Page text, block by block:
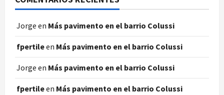
Jorge en Más pavimento en el barrio Colussi
fpertileen Más pavimento en el barrio Colussi
Jorge en Más pavimento en el barrio Colussi
fpertileen Más pavimento en el barrio Colussi